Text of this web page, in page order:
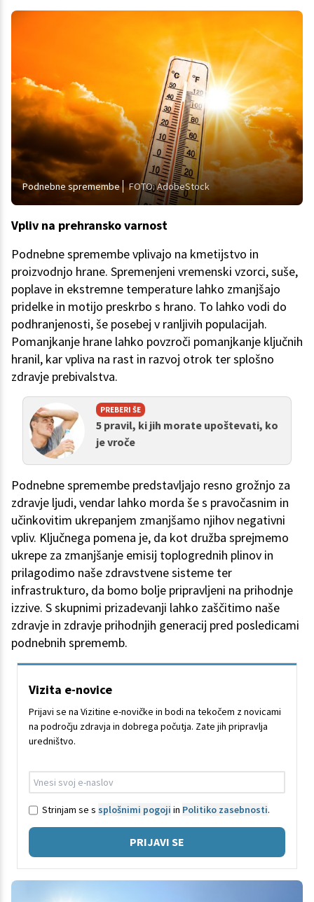
Podnebne spremembe FOTO: AdobeStock
Vpliv na prehransko varnost
Podnebne spremembe vplivajo na kmetijstvo in
proizvodnjo hrane. Spremenjeni vremenski vzorci, suše,
poplave in ekstremne temperature lahko zmanjšajo
pridelke in motijo preskrbo s hrano. To lahko vodi do
podhranjenosti, še posebej v ranljivih populacijah.
Pomanjkanje hrane lahko povzroči pomanjkanje ključnih
hranil, kar vpliva na rast in razvoj otrok ter splošno
zdravje prebivalstva.
PREBERI ŠE
5 pravil, ki jih morate upoštevati, ko
je vroče
Podnebne spremembe predstavljajo resno grožnjo za
zdravje ljudi, vendar lahko morda še s pravočasnim in
učinkovitim ukrepanjem zmanjšamo njihov negativni
vpliv. Ključnega pomena je, da kot družba sprejmemo
ukrepe za zmanjšanje emisij toplogrednih plinov in
prilagodimo naše zdravstvene sisteme ter
infrastrukturo, da bomo bolje pripravljeni na prihodnje
izzive. S skupnimi prizadevanji lahko zaščitimo naše
zdravje in zdravje prihodnjih generacij pred posledicami
podnebnih sprememb.
Vizita e-novice
Prijavi se na Vizitine e-novičke in bodi na tekočem z novicami
na področju zdravja in dobrega počutja. Zate jih pripravlja
uredništvo.
Strinjam se s splošnimi pogoji in Politiko zasebnosti.
PRIJAVI SE